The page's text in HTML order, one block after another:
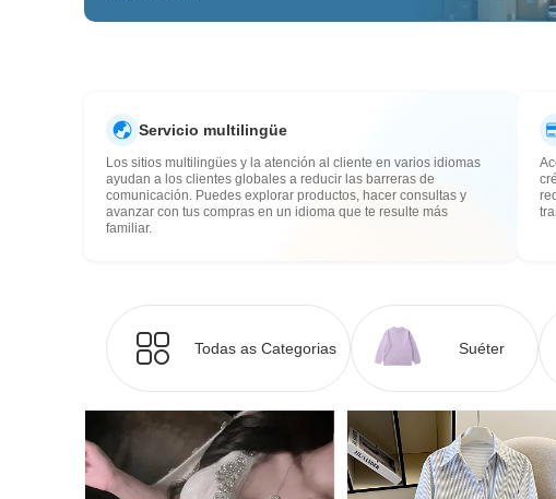
Servicio multilingüe
Los sitios multilingües y la atención al cliente en varios idiomas
ayudan a los clientes globales a reducir las barreras de
comunicación. Puedes explorar productos, hacer consultas y
avanzar con tus compras en un idioma que te resulte más
familiar.
Todas as Categorias Suéter